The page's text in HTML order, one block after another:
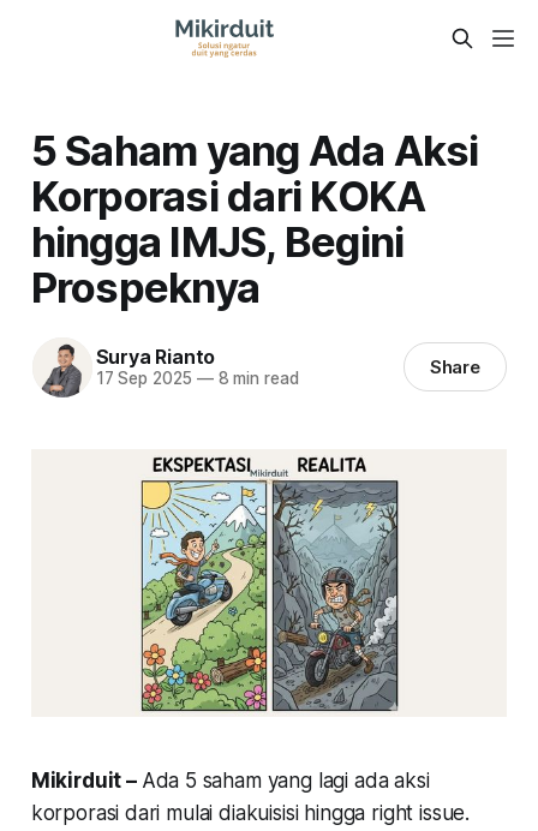
5 Saham yang Ada Aksi
Korporasi dari KOKA
hingga IMJS, Begini
Prospeknya
Surya Rianto
17 Sep 2025 —8 min read Share
Mikirduit – Ada 5 saham yang lagi ada aksi
korporasi dari mulai diakuisisi hingga right issue.